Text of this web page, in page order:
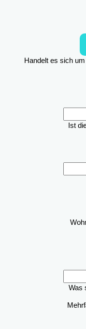
Handelt es sich
Ist
Was